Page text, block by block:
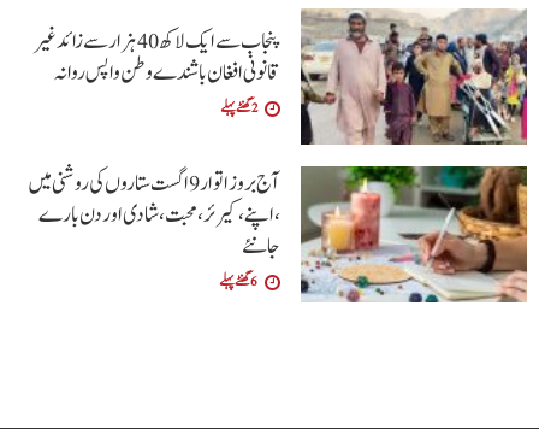
پنجاب سے ایک لاکھ 40 ہزار سے زائد غیر
قانونی افغان باشندے وطن واپس روانہ
2 گھنٹے پہلے
آج بروز اتوار9 اگست ستاروں کی روشنی میں
،اپنے،کیرئر،محبت ،شادی اور دن بارے
جانئے
6 گھنٹے پہلے